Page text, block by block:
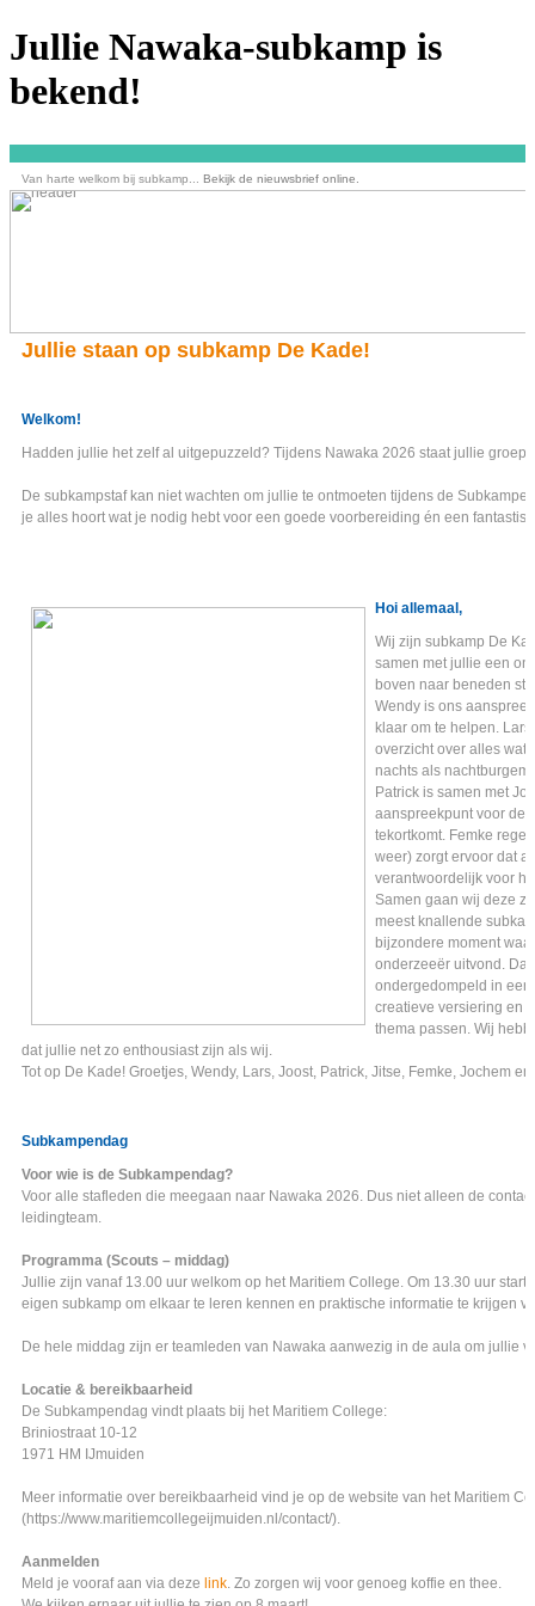
Jullie Nawaka-subkamp is
bekend!